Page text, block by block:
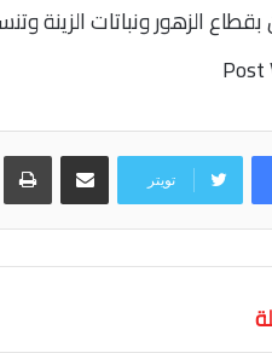
الزهور ونباتات الزينة
Post
تويتر